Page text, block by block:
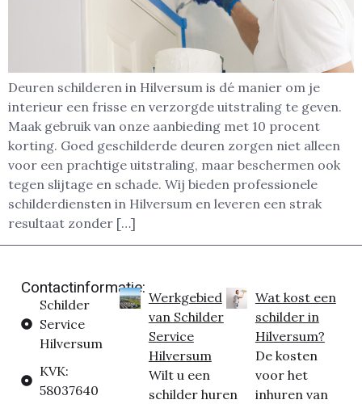
Deuren schilderen in Hilversum is dé manier om je
interieur een frisse en verzorgde uitstraling te geven.
Maak gebruik van onze aanbieding met 10 procent
korting. Goed geschilderde deuren zorgen niet alleen
voor een prachtige uitstraling, maar beschermen ook
tegen slijtage en schade. Wij bieden professionele
schilderdiensten in Hilversum en leveren een strak
resultaat zonder […]
Contactinformatie:
Schilder
Service
Hilversum
KVK:
58037640
Werkgebied
van Schilder
Service
Hilversum
Wilt u een
schilder huren
Wat kost een
schilder in
Hilversum?
De kosten
voor het
inhuren van